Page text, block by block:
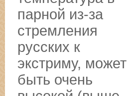
парной из-за
стремления
русских к
экстриму, может
быть очень